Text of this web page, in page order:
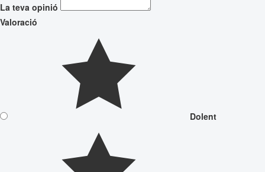
La teva opinió
Valoració
Dolent